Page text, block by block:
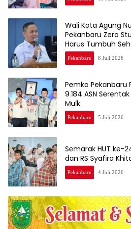
Wali Kota Agung
Pekanbaru Zero
Harus Tumbuh
Pekanbaru 8 Juli 2026
Pemko Pekanbaru
9.184 ASN
Mulk
Pekanbaru 5 Juli 2026
Semarak HUT ke-
dan RS Syafira
Pekanbaru 4 Juli 2026